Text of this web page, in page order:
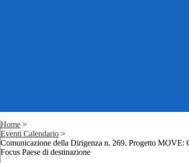
Home >
Eventi Calendario >
Comunicazione della Dirigenza n. 269. Progetto MOVE:
Focus Paese di destinazione